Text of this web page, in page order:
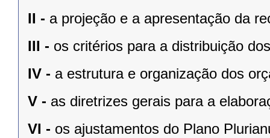
II - a projeção e a apresentação da
III - os critérios para a distribuição
IV - a estrutura e organização dos
V - as diretrizes gerais para a
VI - os ajustamentos do Plano